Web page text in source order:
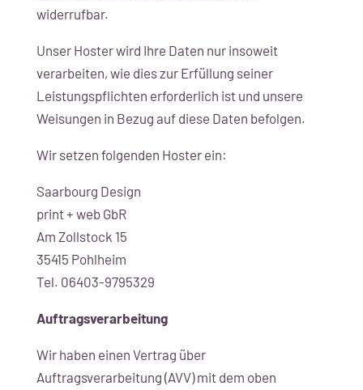
widerrufbar.
Unser Hoster wird Ihre Daten nur insoweit
verarbeiten, wie dies zur Erfüllung seiner
Leistungspflichten erforderlich ist und unsere
Weisungen in Bezug auf diese Daten befolgen.
Wir setzen folgenden Hoster ein:
Saarbourg Design
print + web GbR
Am Zollstock 15
35415 Pohlheim
Tel. 06403-9795329
Auftragsverarbeitung
Wir haben einen Vertrag über
Auftragsverarbeitung (AVV) mit dem oben